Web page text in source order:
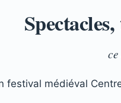
festival médiéval